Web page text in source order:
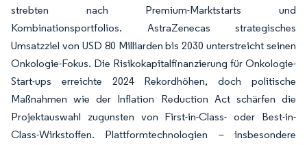
strebten nach Premium-Marktstarts und
Kombinationsportfolios. AstraZenecas strategisches
Umsatzziel von USD 80 Milliarden bis 2030 unterstreicht seinen
Onkologie-Fokus. Die Risikokapitalfinanzierung für Onkologie-
Start-ups erreichte 2024 Rekordhöhen, doch politische
Maßnahmen wie der Inflation Reduction Act schärfen die
Projektauswahl zugunsten von First-in-Class- oder Best-in-
Class-Wirkstoffen. Plattformtechnologien – insbesondere